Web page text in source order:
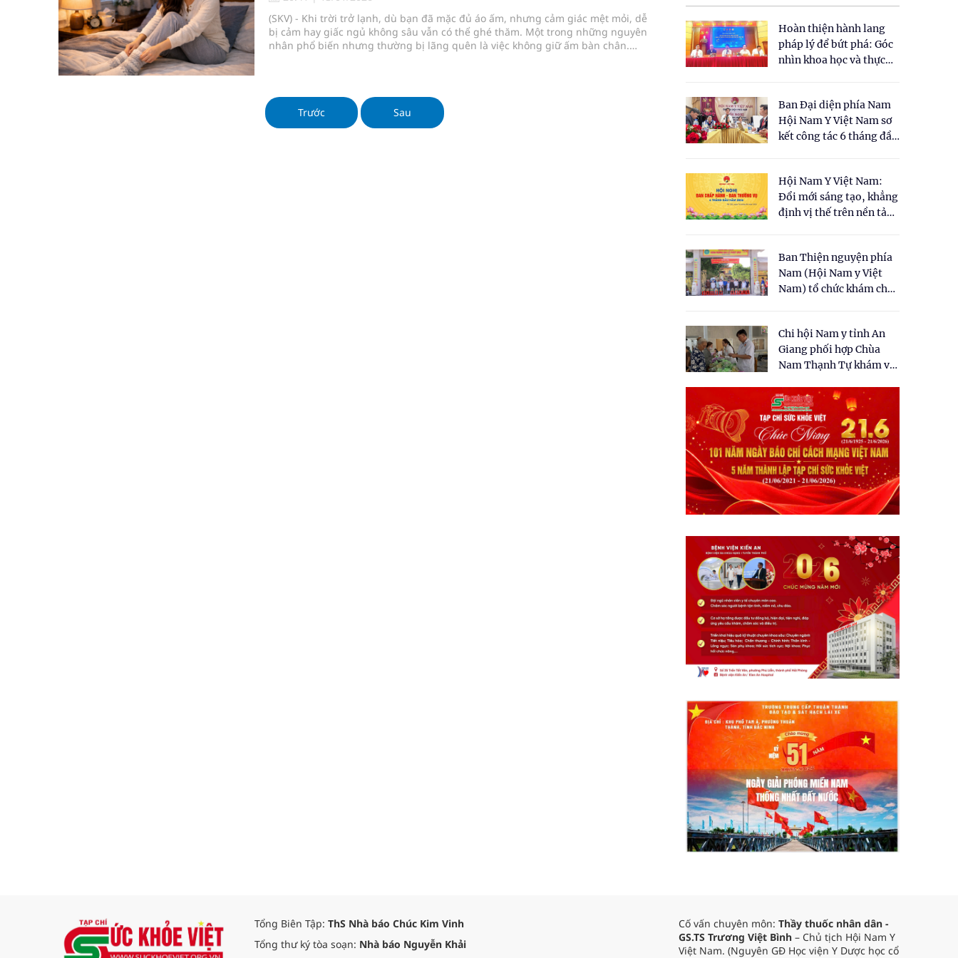
BSR tăng 12,5% năng lực tồn chứa dầu thô tại NMLD Dung Quất
Gần 30% dân số cả nước đã được khám sức khỏe định kỳ, khám sàng lọc miễn phí
Ung thư thận: Nguy hiểm vì tiến triển quá âm thầm
(SKV) - Khi trời trở lạnh, dù bạn đã mặc đủ áo ấm, nhưng cảm giác mệt mỏi, dễ
bị cảm hay giấc ngủ không sâu vẫn có thể ghé thăm. Một trong những nguyên
nhân phổ biến nhưng thường bị lãng quên là việc không giữ ấm bàn chân.
Trước Sau
Hoàn thiện hành lang
pháp lý để bứt phá: Góc
nhìn khoa học và thực
cho Luật Y dược cổ
truyền Việt Nam"
Ban Đại diện phía Nam
Hội Nam Y Việt Nam sơ
kết công tác 6 tháng đầu
Hội Nam Y Việt Nam:
Đổi mới sáng tạo, khẳng
định vị thế trên nền tảng
Ban Thiện nguyện phía
Nam (Hội Nam y Việt
Nam) tổ chức khám chữa
dân tại xã Tân Tập
Chi hội Nam y tỉnh An
Giang phối hợp Chùa
Nam Thạnh Tự khám và
nhân dân
Tổng Biên Tập: ThS Nhà báo Chúc Kim Vinh
Tổng thư ký tòa soạn: Nhà báo Nguyễn Khải
Cố vấn chuyên môn: Thầy thuốc nhân dân -
GS.TS Trương Việt Bình – Chủ tịch Hội Nam Y
Việt Nam. (Nguyên GĐ Học viện Y Dược học cổ